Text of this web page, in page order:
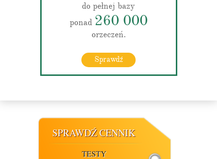
do pełnej bazy
ponad 260 000
orzeczeń.
Sprawdź
SPRAWDŹ CENNIK
TESTY